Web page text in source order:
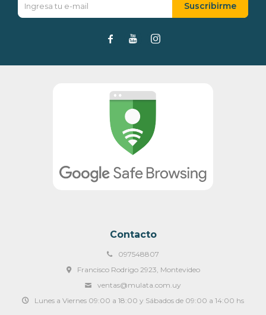
Contacto
097548807
Francisco Rodrigo 2923, Montevideo
ventas@mulata.com.uy
Lunes a Viernes 09:00 a 18:00 y Sábados de 09:00 a 14:00 hs
Suscribirme
  